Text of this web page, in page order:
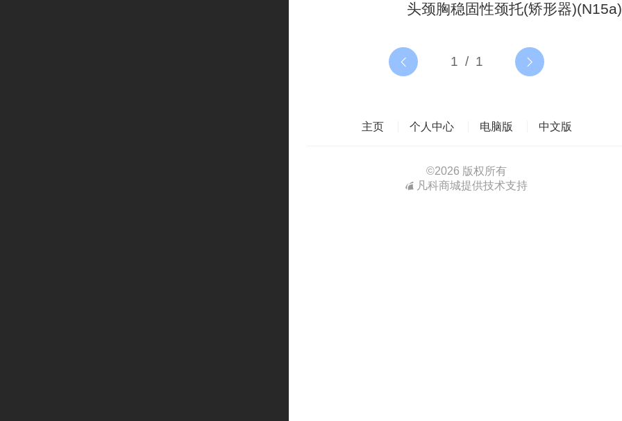
头颈胸稳固性颈托(矫形器)(N15a)
主页 个人中心 电脑版 中文版
©2026 版权所有
凡科商城提供技术支持